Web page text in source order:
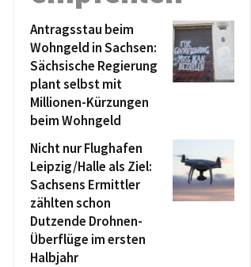
Antragsstau beim
Wohngeld in Sachsen:
Sächsische Regierung
plant selbst mit
Millionen-Kürzungen
beim Wohngeld
Nicht nur Flughafen
Leipzig/Halle als Ziel:
Sachsens Ermittler
zählten schon
Dutzende Drohnen-
Überflüge im ersten
Halbjahr